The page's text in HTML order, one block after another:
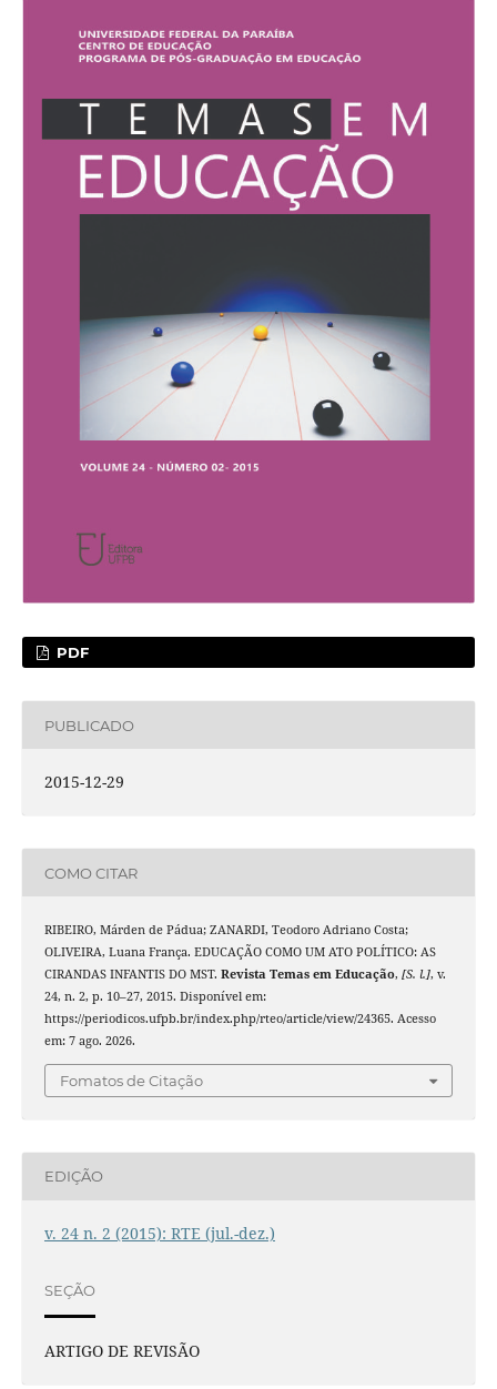
PDF
PUBLICADO
2015-12-29
COMO CITAR
RIBEIRO, Márden de Pádua; ZANARDI, Teodoro Adriano Costa;
OLIVEIRA, Luana França. EDUCAÇÃO COMO UM ATO POLÍTICO: AS
CIRANDAS INFANTIS DO MST. Revista Temas em Educação, [S. l.], v.
24, n. 2, p. 10–27, 2015. Disponível em:
https://periodicos.ufpb.br/index.php/rteo/article/view/24365. Acesso
em: 7 ago. 2026.
Fomatos de Citação
EDIÇÃO
v. 24 n. 2 (2015): RTE (jul.-dez.)
SEÇÃO
ARTIGO DE REVISÃO